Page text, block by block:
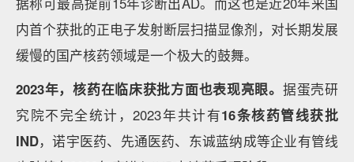
蛋壳研究院整理了小分子化药和抗体药研发赛道领域融
资金额排名前10%的项目（不包括IPO，存在同等金额
情况优选融资轮次更早的项目展现，同类型展示以下不
再重复声明）相关具细信息，供行业参考了解。